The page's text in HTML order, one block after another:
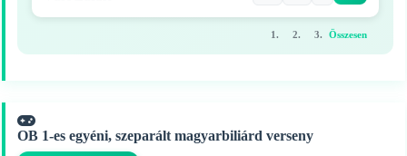
1. 2. 3. Összesen
OB 1-es egyéni, szeparált magyarbiliárd verseny